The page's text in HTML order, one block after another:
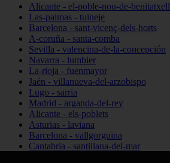
Alicante - el-poble-nou-de-benitatxell
Las-palmas - tuineje
Barcelona - sant-vicenç-dels-horts
A-coruña - santa-comba
Sevilla - valencina-de-la-concepción
Navarra - lumbier
La-rioja - fuenmayor
Jaén - villanueva-del-arzobispo
Lugo - sarria
Madrid - arganda-del-rey
Alicante - els-poblets
Asturias - laviana
Barcelona - vallgorguina
Cantabria - santillana-del-mar